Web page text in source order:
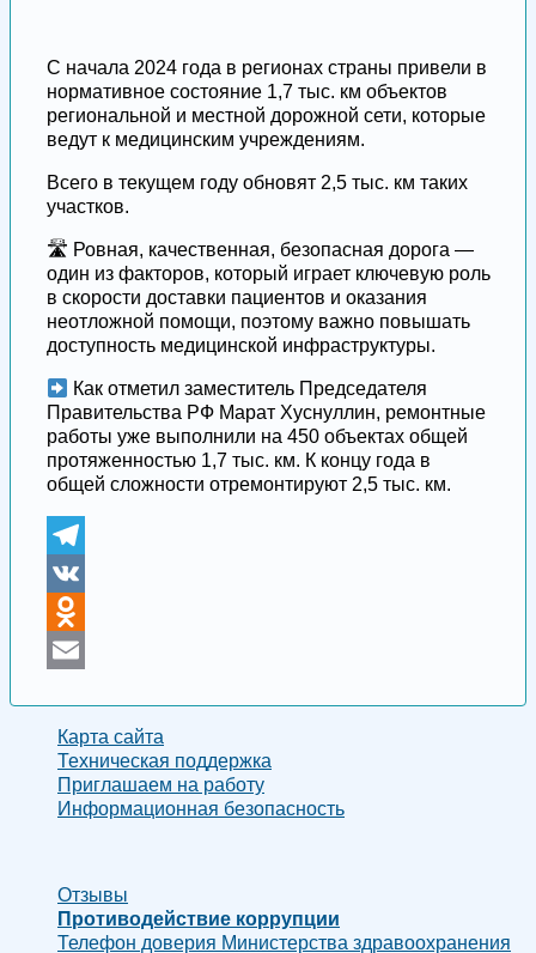
С начала 2024 года в регионах страны привели в
нормативное состояние 1,7 тыс. км объектов
региональной и местной дорожной сети, которые
ведут к медицинским учреждениям.
Всего в текущем году обновят 2,5 тыс. км таких
участков.
🛣 Ровная, качественная, безопасная дорога —
один из факторов, который играет ключевую роль
в скорости доставки пациентов и оказания
неотложной помощи, поэтому важно повышать
доступность медицинской инфраструктуры.
Как отметил заместитель Председателя
Правительства РФ Марат Хуснуллин, ремонтные
работы уже выполнили на 450 объектах общей
протяженностью 1,7 тыс. км. К концу года в
общей сложности отремонтируют 2,5 тыс. км.
Telegram
VK
Odnoklassniki
Карта сайта
Техническая поддержка
Приглашаем на работу
Информационная безопасность
Отзывы
Противодействие коррупции
Телефон доверия Министерства здравоохранения